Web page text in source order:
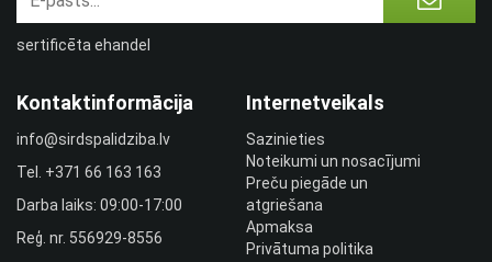
Kontaktinformācija
info@sirdspalidziba.lv
Tel. +371 66 163 163​
Darba laiks: 09:00-17:00
Reģ. nr. 556929-8556
Internetveikals
Sazinieties
Noteikumi un nosacījumi
Preču piegāde un
atgriešana
Apmaksa
Privātuma politika
sertificēta ehandel